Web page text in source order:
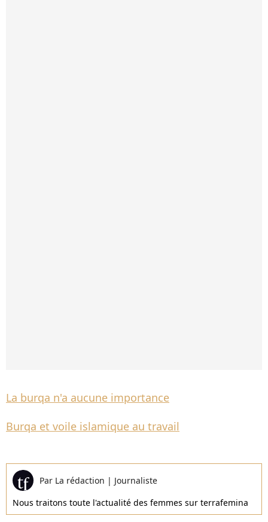
La burqa n'a aucune importance
Burqa et voile islamique au travail
Par La rédaction | Journaliste
Nous traitons toute l'actualité des femmes sur terrafemina